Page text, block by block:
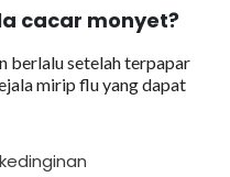
cacar monyet?
berlalu setelah terpapar
mirip flu yang dapat